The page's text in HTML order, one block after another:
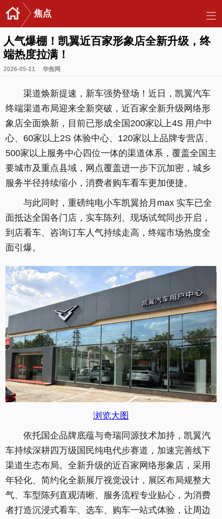
焦点
人气爆棚！凯翼近百家形象店全新升级，终
端热度拉满！
2026-05-11 华焦网
渠道焕新提速，新车强势登场！近日，凯翼汽车
终端渠道布局迎来全新突破，近百家全新升级网络形
象店全面焕新，目前已形成全国200家以上4S 用户中
心、60家以上2S 体验中心、120家以上品牌专营店、
500家以上服务中心四位一体的渠道体系，覆盖全国主
要城市及重点县域，网点覆盖进一步下沉加密，城乡
服务半径持续缩小，消费者购车看车更加便捷。
与此同时，重磅纯电小车凯翼拾月max 实车已全
面抵达全国各门店，实车陈列、现场试驾同步开启，
到店看车、咨询订车人气持续走高，终端市场热度全
面引爆。
浏览大图
依托国企品牌底蕴与奇瑞同源技术加持，凯翼汽
车持续深耕四万级国民纯电代步赛道，加速完善线下
渠道生态布局。全新升级的近百家网络形象店，采用
年轻化、简约化全新展厅视觉设计，展区布局规整大
气、车型陈列直观清晰、服务流程专业贴心，为消费
者打造沉浸式看车、选车、购车一站式体验，让周边